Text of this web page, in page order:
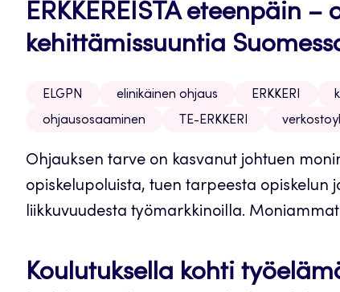
ERKKEREISTÄ eteenpäin
kehittämissuuntia
ELGPN elinikäinen ohjaus ERKKERI
ohjausosaaminen
TE-ERKKERI
Ohjauksen tarve on kasvanut johtuen
opiskelupoluista, tuen tarpeesta opiskelun
liikkuvuudesta työmarkkinoilla.
Koulutuksella kohti